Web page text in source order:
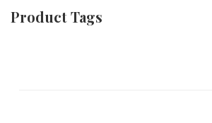
Product Tags